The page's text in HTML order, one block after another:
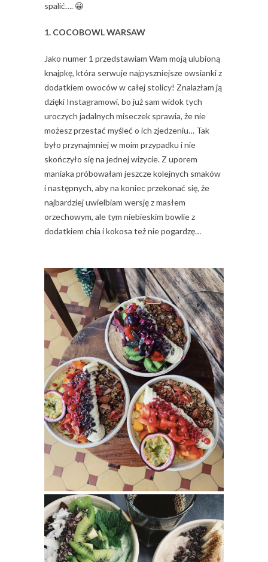
spalić…. 😀
1. COCOBOWL WARSAW
Jako numer 1 przedstawiam Wam moją ulubioną
knajpkę, która serwuje najpyszniejsze owsianki z
dodatkiem owoców w całej stolicy! Znalazłam ją
dzięki Instagramowi, bo już sam widok tych
uroczych jadalnych miseczek sprawia, że nie
możesz przestać myśleć o ich zjedzeniu… Tak
było przynajmniej w moim przypadku i nie
skończyło się na jednej wizycie. Z uporem
maniaka próbowałam jeszcze kolejnych smaków
i następnych, aby na koniec przekonać się, że
najbardziej uwielbiam wersję z masłem
orzechowym, ale tym niebieskim bowlie z
dodatkiem chia i kokosa też nie pogardzę…